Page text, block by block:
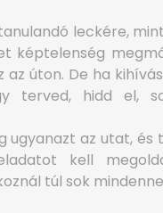
leckére,
képtelenség
az úton. De ha
terved, hidd el,
ugyanazt az utat, és
kell
túl sok